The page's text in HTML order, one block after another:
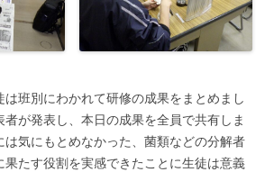
は班別にわかれて研修の成果をまとめまし
者が発表し、本日の成果を全員で共有しま
は気にもとめなかった、菌類などの分解者
果たす役割を実感できたことに生徒は意義